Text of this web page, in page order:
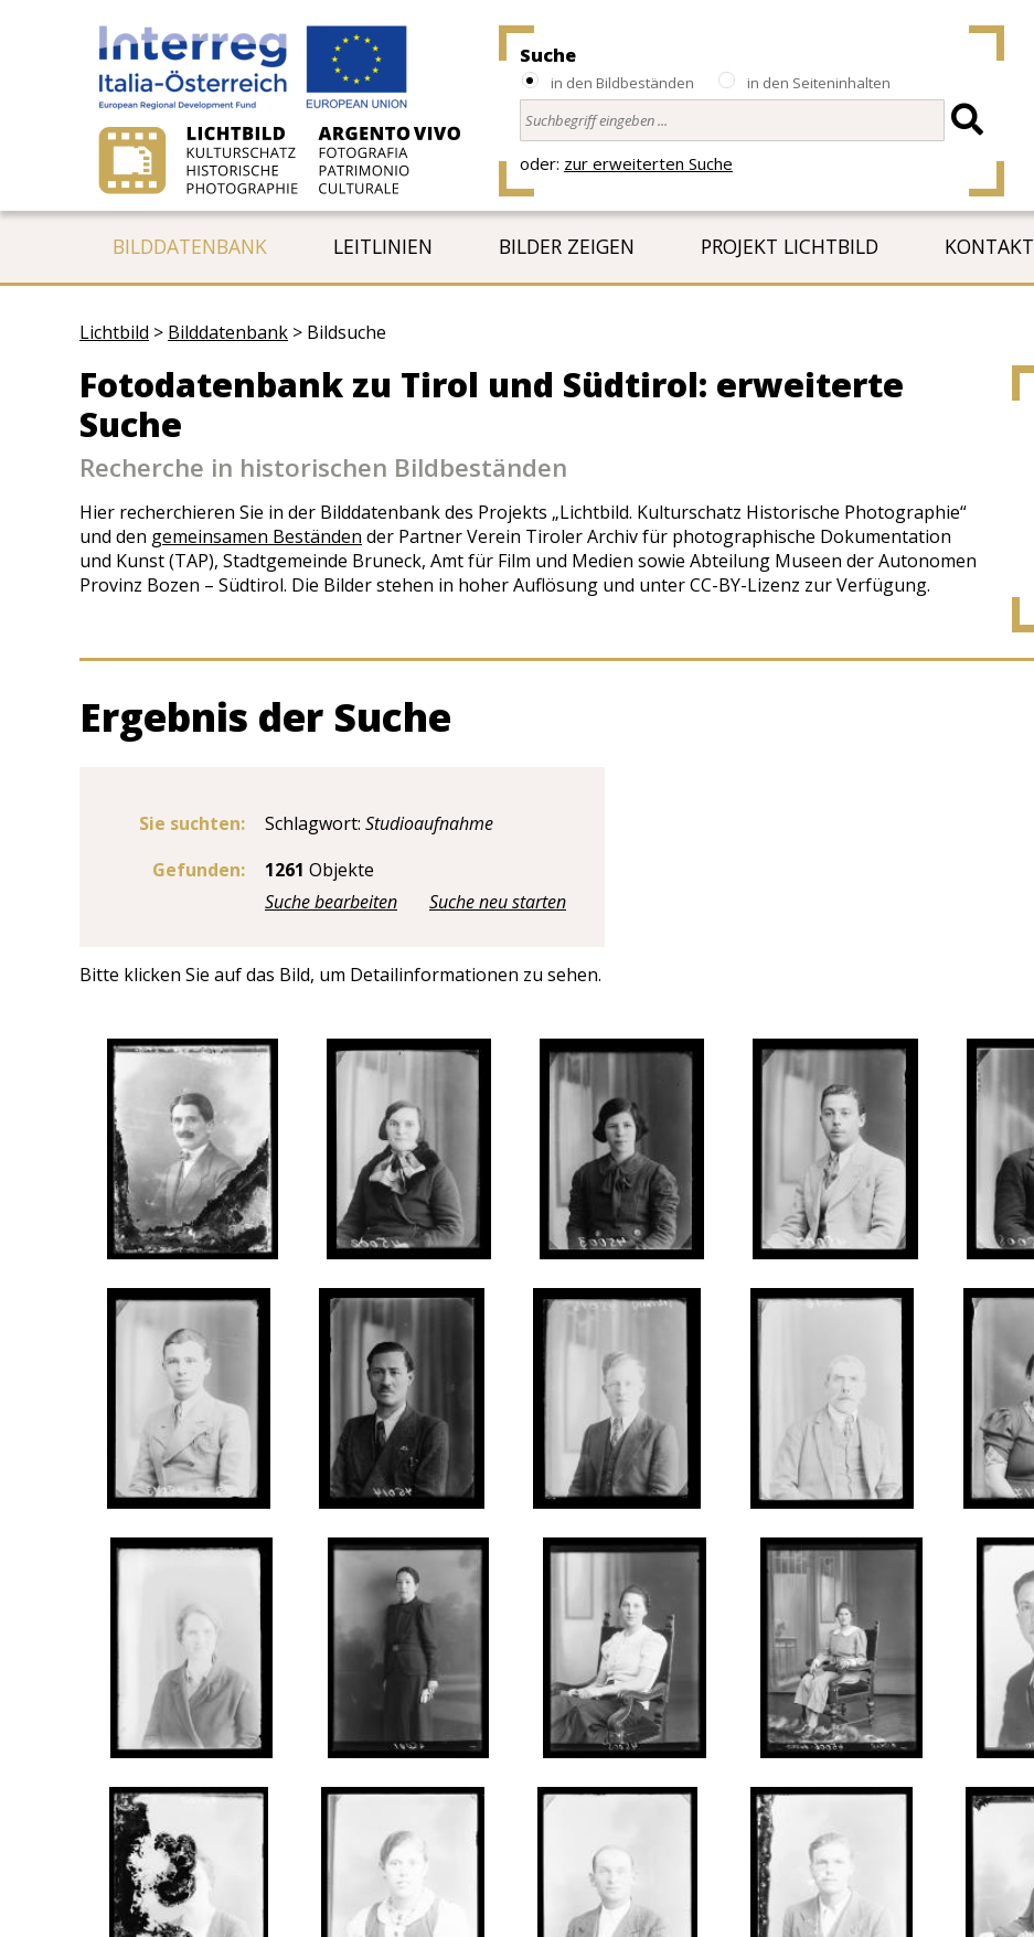
Suche
in den Bildbeständen in den Seiteninhalten
oder: zur erweiterten Suche
BILDDATENBANK LEITLINIEN BILDER ZEIGEN PROJEKT LICHTBILD KONTAKT
Lichtbild > Bilddatenbank > Bildsuche
Fotodatenbank zu Tirol und Südtirol: erweiterte
Suche
Recherche in historischen Bildbeständen
Hier recherchieren Sie in der Bilddatenbank des Projekts „Lichtbild. Kulturschatz Historische Photographie“
und den gemeinsamen Beständen der Partner Verein Tiroler Archiv für photographische Dokumentation
und Kunst (TAP), Stadtgemeinde Bruneck, Amt für Film und Medien sowie Abteilung Museen der Autonomen
Provinz Bozen – Südtirol. Die Bilder stehen in hoher Auflösung und unter CC-BY-Lizenz zur Verfügung.
Ergebnis der Suche
Sie suchten: Schlagwort: Studioaufnahme
Gefunden:
1261 Objekte
Suche bearbeiten
Suche neu starten
Bitte klicken Sie auf das Bild, um Detailinformationen zu sehen.